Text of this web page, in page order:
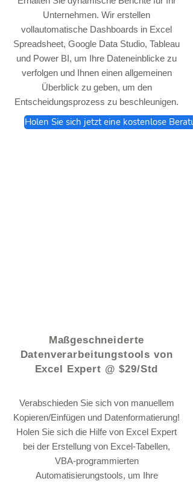
Unternehmen. Wir erstellen
vollautomatische Dashboards in Excel
Spreadsheet, Google Data Studio, Tableau
und Power BI, um Ihre Dateneinblicke zu
verfolgen und Ihnen einen allgemeinen
Überblick zu geben, um den
Entscheidungsprozess zu beschleunigen.
Holen Sie sich jetzt eine kostenlose
Maßgeschneiderte
Datenverarbeitungstools von
Excel Expert @ $29/Std
Verabschieden Sie sich von manuellem
Kopieren/Einfügen und Datenformatierung!
Holen Sie sich die Hilfe von Excel Expert
bei der Erstellung von Excel-Tabellen,
VBA-programmierten
Automatisierungstools, um Ihre